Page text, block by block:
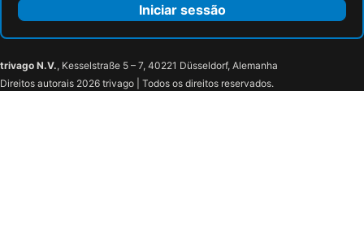
Iniciar sessão
trivago N.V., Kesselstraße 5 – 7, 40221 Düsseldorf, Alemanha
Direitos autorais 2026 trivago | Todos os direitos reservados.